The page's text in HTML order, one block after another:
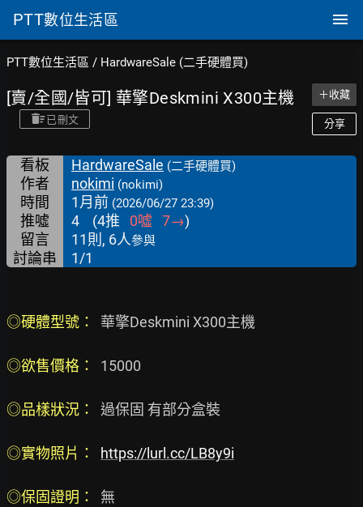
PTT數位生活區
PTT數位生活區 / HardwareSale (二手硬體買)
[賣/全國/皆可] 華擎Deskmini X300主機
已刪文
＋收藏
分享
看板 HardwareSale (二手硬體買)
作者 nokimi (nokimi)
時間 1月前 (2026/06/27 23:39)
推噓 4 (4推 0噓 7→)
留言
11則, 6人參與
討論串 1/1
◎硬體型號： 華擎Deskmini X300主機
◎欲售價格： 15000
◎品樣狀況： 過保固 有部分盒裝
◎實物照片： https://lurl.cc/LB8y9i
◎保固證明： 無